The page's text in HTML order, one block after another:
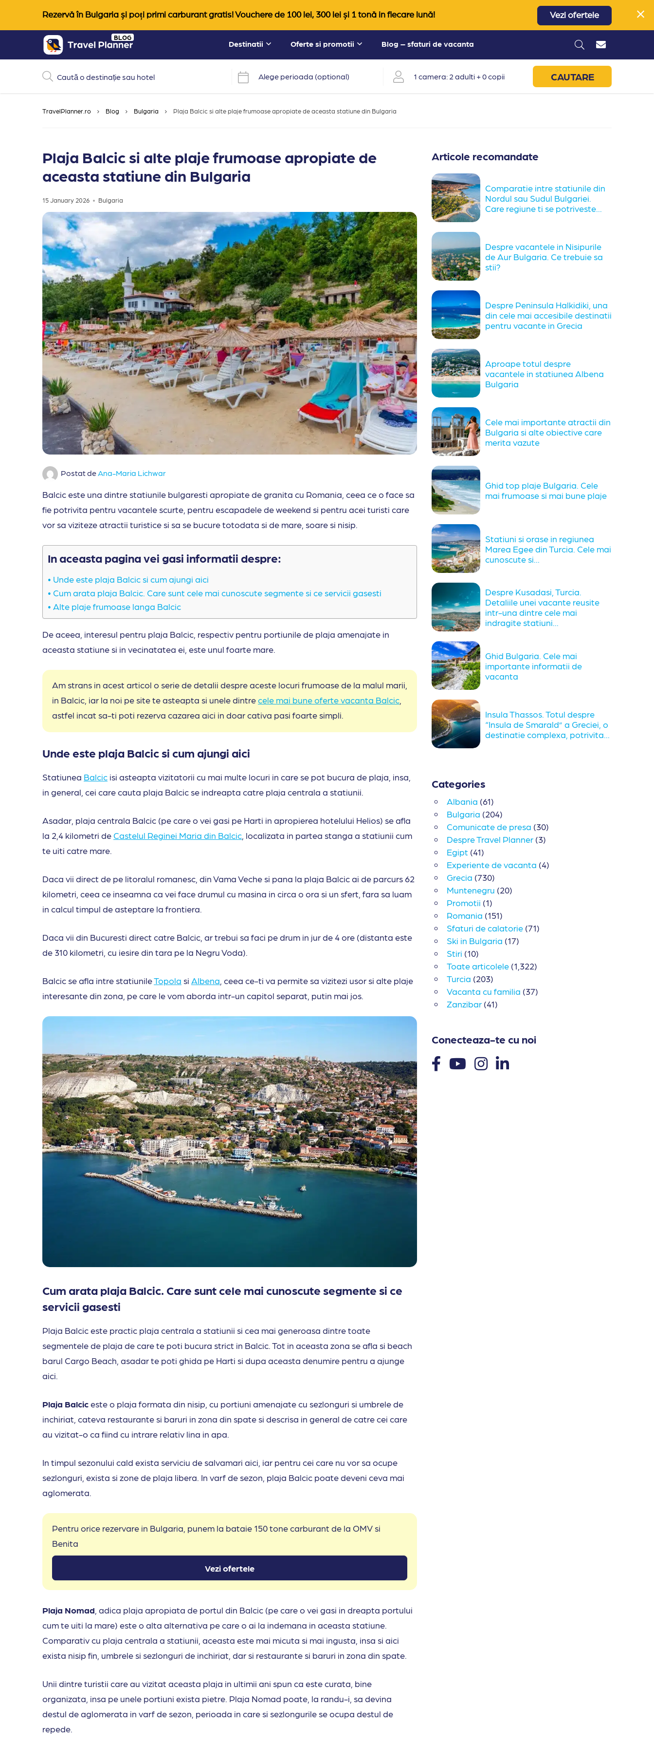
Rezervă în Bulgaria și poți primi carburant gratis! Vouchere de 100 lei, 300 lei și 1 tonă in fiecare lună! Vezi ofertele
content
BLOG
Destinatii Oferte si promotii Blog – sfaturi de vacanta
Alege perioada (optional) 1 camera: 2 adulti + 0 copii CAUTARE
TravelPlanner.ro Blog Bulgaria Plaja Balcic si alte plaje frumoase apropiate de aceasta statiune din Bulgaria
Plaja Balcic si alte plaje frumoase apropiate de
aceasta statiune din Bulgaria
15 January 2026 Bulgaria
Postat deAna-Maria Lichwar
Balcic este una dintre statiunile bulgaresti apropiate de granita cu Romania, ceea ce o face sa
fie potrivita pentru vacantele scurte, pentru escapadele de weekend si pentru acei turisti care
vor sa viziteze atractii turistice si sa se bucure totodata si de mare, soare si nisip.
In aceasta pagina vei gasi informatii despre:
Unde este plaja Balcic si cum ajungi aici
Cum arata plaja Balcic. Care sunt cele mai cunoscute segmente si ce servicii gasesti
Alte plaje frumoase langa Balcic
De aceea, interesul pentru plaja Balcic, respectiv pentru portiunile de plaja amenajate in
aceasta statiune si in vecinatatea ei, este unul foarte mare.
Am strans in acest articol o serie de detalii despre aceste locuri frumoase de la malul marii,
in Balcic, iar la noi pe site te asteapta si unele dintrecele mai bune oferte vacanta Balcic
astfel incat sa-ti poti rezerva cazarea aici in doar cativa pasi foarte simpli.
Unde este plaja Balcic si cum ajungi aici
Statiunea Balcic isi asteapta vizitatorii cu mai multe locuri in care se pot bucura de plaja, insa,
in general, cei care cauta plaja Balcic se indreapta catre plaja centrala a statiunii.
Asadar, plaja centrala Balcic (pe care o vei gasi pe Harti in apropierea hotelului Helios) se afla
la 2,4 kilometri de Castelul Reginei Maria din Balcic , localizata in partea stanga a statiunii cum
te uiti catre mare.
Daca vii direct de pe litoralul romanesc, din Vama Veche si pana la plaja Balcic ai de parcurs 62
kilometri, ceea ce inseamna ca vei face drumul cu masina in circa o ora si un sfert, fara sa luam
in calcul timpul de asteptare la frontiera.
Daca vii din Bucuresti direct catre Balcic, ar trebui sa faci pe drum in jur de 4 ore (distanta este
de 310 kilometri, cu iesire din tara pe la Negru Voda).
Balcic se afla intre statiunileTopola si Albena , ceea ce-ti va permite sa vizitezi usor si alte plaje
interesante din zona, pe care le vom aborda intr-un capitol separat, putin mai jos.
Cum arata plaja Balcic. Care sunt cele mai cunoscute segmente si ce
servicii gasesti
Plaja Balcic este practic plaja centrala a statiunii si cea mai generoasa dintre toate
segmentele de plaja de care te poti bucura strict in Balcic. Tot in aceasta zona se afla si beach
barul Cargo Beach, asadar te poti ghida pe Harti si dupa aceasta denumire pentru a ajunge
aici.
Plaja Balciceste o plaja formata din nisip, cu portiuni amenajate cu sezlonguri si umbrele de
inchiriat, cateva restaurante si baruri in zona din spate si descrisa in general de catre cei care
au vizitat-o ca fiind cu intrare relativ lina in apa.
In timpul sezonului cald exista serviciu de salvamari aici, iar pentru cei care nu vor sa ocupe
sezlonguri, exista si zone de plaja libera. In varf de sezon, plaja Balcic poate deveni ceva mai
aglomerata.
Pentru orice rezervare in Bulgaria, punem la bataie 150 tone carburant de la OMV si
Benita
Vezi ofertele
Plaja Nomad , adica plaja apropiata de portul din Balcic (pe care o vei gasi in dreapta portului
cum te uiti la mare) este o alta alternativa pe care o ai la indemana in aceasta statiune.
Comparativ cu plaja centrala a statiunii, aceasta este mai micuta si mai ingusta, insa si aici
exista nisip fin, umbrele si sezlonguri de inchiriat, dar si restaurante si baruri in zona din spate.
Unii dintre turistii care au vizitat aceasta plaja in ultimii ani spun ca este curata, bine
organizata, insa pe unele portiuni exista pietre. Plaja Nomad poate, la randu-i, sa devina
destul de aglomerata in varf de sezon, perioada in care si sezlongurile se ocupa destul de
repede.
Articole recomandate
Comparatie intre statiunile din
Nordul sau Sudul Bulgariei.
Care regiune ti se potriveste...
Despre vacantele in Nisipurile
de Aur Bulgaria. Ce trebuie sa
stii?
Despre Peninsula Halkidiki, una
din cele mai accesibile destinatii
pentru vacante in Grecia
Aproape totul despre
vacantele in statiunea Albena
Bulgaria
Cele mai importante atractii din
Bulgaria si alte obiective care
merita vazute
Ghid top plaje Bulgaria. Cele
mai frumoase si mai bune plaje
Statiuni si orase in regiunea
Marea Egee din Turcia. Cele mai
cunoscute si...
Despre Kusadasi, Turcia.
Detaliile unei vacante reusite
intr-una dintre cele mai
indragite statiuni...
Ghid Bulgaria. Cele mai
importante informatii de
vacanta
Insula Thassos. Totul despre
“Insula de Smarald” a Greciei, o
destinatie complexa, potrivita...
Categories
Albania (61)
Bulgaria (204)
Comunicate de presa (30)
Despre Travel Planner (3)
Egipt (41)
Experiente de vacanta (4)
Grecia (730)
Muntenegru (20)
Promotii (1)
Romania (151)
Sfaturi de calatorie (71)
Ski in Bulgaria (17)
Stiri (10)
Toate articolele (1,322)
Turcia (203)
Vacanta cu familia (37)
Zanzibar (41)
Conecteaza-te cu noi